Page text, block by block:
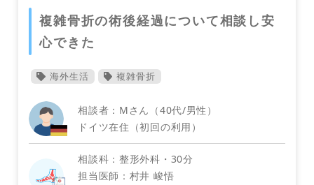
耳鼻咽喉科
複雑骨折の術後経過について相談し安
心できた
海外生活 複雑骨折
相談者：Mさん（40代/男性）
ドイツ在住（初回の利用）
相談科：整形外科・30分
担当医師：村井 峻悟